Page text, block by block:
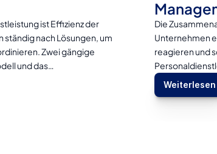
ist Effizienz der
ständig nach Lösungen, um
Zwei gängige
und das…
Die
Unternehmen
reagieren und
Weiterlesen